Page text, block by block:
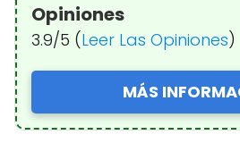
Opiniones
3.9/5 (Leer Las Opiniones)
MÁS